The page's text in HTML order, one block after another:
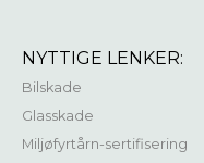
NYTTIGE LENKER:
Bilskade
Glasskade
Miljøfyrtårn-sertifisering